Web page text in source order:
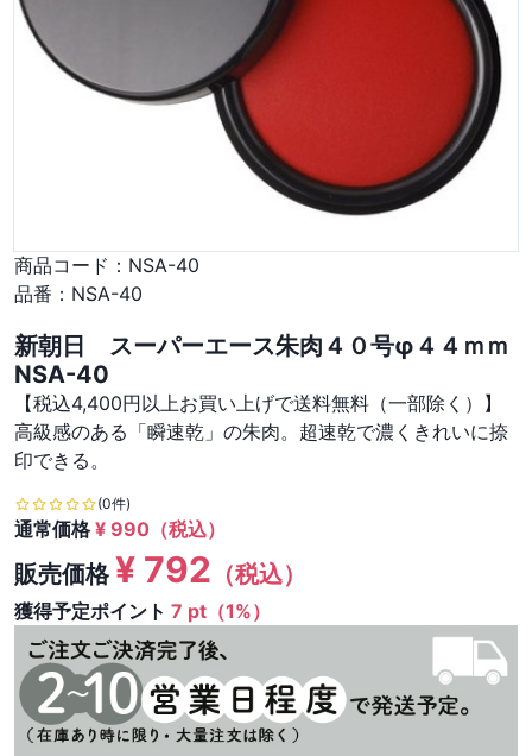
商品コード： NSA-40
品番： NSA-40
新朝日 スーパーエース朱肉４０号φ４４ｍｍ
NSA-40
【税込4,400円以上お買い上げで送料無料（一部除く）】
高級感のある「瞬速乾」の朱肉。超速乾で濃くきれいに捺
印できる。
(0件)
通常価格¥ 990 （税込）
販売価格¥ 792 （税込）
獲得予定ポイント 7 pt（1%）